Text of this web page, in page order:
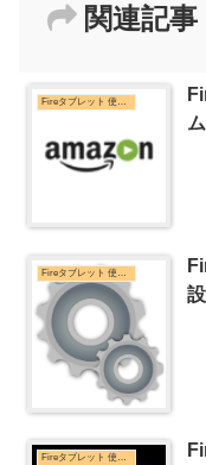
関連記事
Fireタブレット 使い方